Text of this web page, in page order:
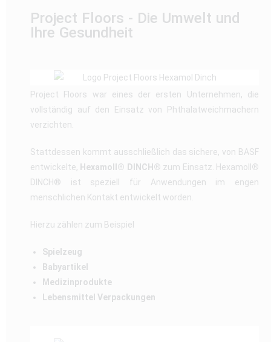
Project Floors - Die Umwelt und
Ihre Gesundheit
Project Floors war eines der ersten Unternehmen, die
vollständig auf den Einsatz von Phthalatweichmachern
verzichten.
Stattdessen kommt ausschließlich das sichere, von BASF
entwickelte, Hexamoll® DINCH® zum Einsatz. Hexamoll®
DINCH® ist speziell für Anwendungen im engen
menschlichen Kontakt entwickelt worden.
Hierzu zählen zum Beispiel
Spielzeug
Babyartikel
Medizinprodukte
Lebensmittel Verpackungen